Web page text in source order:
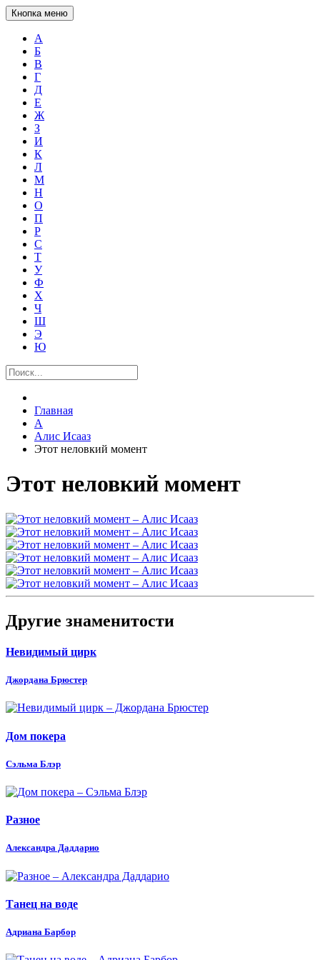
Кнопка меню
А
Б
В
Г
Д
Е
Ж
З
И
К
Л
М
Н
О
П
Р
С
Т
У
Ф
Х
Ч
Ш
Э
Ю
Главная
А
Алис Исааз
Этот неловкий момент
Этот неловкий момент
Другие знаменитости
Невидимый цирк
Джордана Брюстер
Дом покера
Сэльма Блэр
Разное
Александра Даддарио
Танец на воде
Адриана Барбор